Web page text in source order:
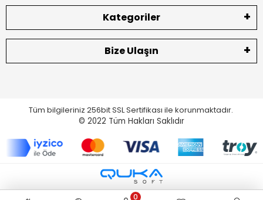
Kategoriler
Bize Ulaşın
Tüm bilgileriniz 256bit SSL Sertifikası ile korunmaktadır.
© 2022 Tüm Hakları Saklıdır
0